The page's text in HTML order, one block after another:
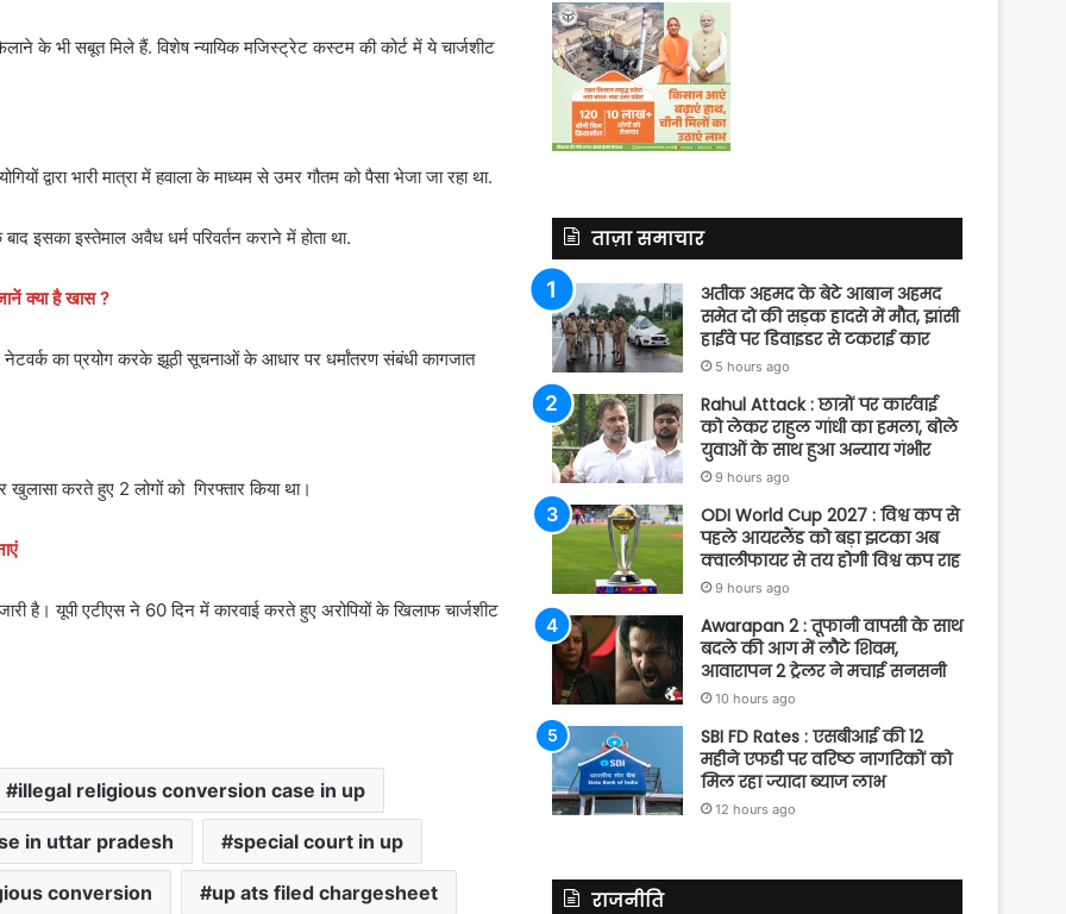
के भी सबूत मिले हैं. विशेष न्यायिक मजिस्ट्रेट कस्टम की कोर्ट में ये चार्जशीट
द्वारा भारी मात्रा में हवाला के माध्यम से उमर गौतम को पैसा भेजा जा रहा था.
इसका इस्तेमाल अवैध धर्म परिवर्तन कराने में होता था.
क्या है खास ?
का प्रयोग करके झूठी सूचनाओं के आधार पर धर्मांतरण संबंधी कागजात
करते हुए 2 लोगों को गिरफ्तार किया था।
है। यूपी एटीएस ने 60 दिन में कारवाई करते हुए अरोपियों के खिलाफ चार्जशीट
illegal religious conversion case in up
in uttar pradesh special court in up
conversion up ats filed chargesheet
ताज़ा समाचार
अतीक अहमद के बेटे आबान अहमद
समेत दो की सड़क हादसे में मौत, झांसी
हाईवे पर डिवाइडर से टकराई कार
5 hours ago
Rahul Attack : छात्रों पर कार्रवाई
को लेकर राहुल गांधी का हमला, बोले
युवाओं के साथ हुआ अन्याय गंभीर
9 hours ago
ODI World Cup 2027 : विश्व कप से
पहले आयरलैंड को बड़ा झटका अब
क्वालीफायर से तय होगी विश्व कप राह
9 hours ago
Awarapan 2 : तूफानी वापसी के साथ
बदले की आग में लौटे शिवम,
आवारापन 2 ट्रेलर ने मचाई सनसनी
10 hours ago
SBI FD Rates : एसबीआई की 12
महीने एफडी पर वरिष्ठ नागरिकों को
मिल रहा ज्यादा ब्याज लाभ
12 hours ago
राजनीति